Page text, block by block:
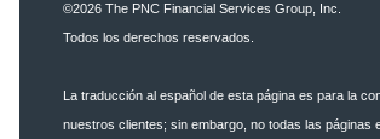
©2026 The PNC Financial Services Group, Inc.
Todos los derechos reservados.
La traducción al español de esta página es para la
nuestros clientes; sin embargo, no todas las páginas